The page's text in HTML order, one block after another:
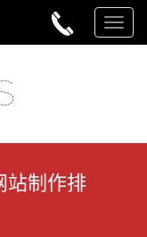
站制作排